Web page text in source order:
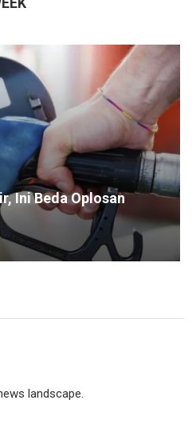
Ini Beda Oplosan
landscape.